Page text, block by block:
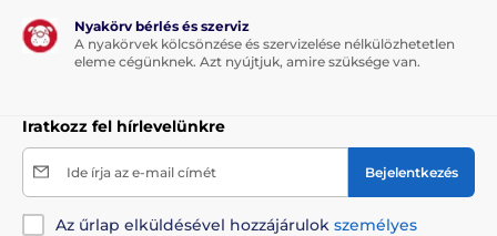
Nyakörv bérlés és szerviz
A nyakörvek kölcsönzése és szervizelése nélkülözhetetlen
eleme cégünknek. Azt nyújtjuk, amire szüksége van.
Iratkozz fel hírlevelünkre
Ide írja az e-mail címét Bejelentkezés
Az űrlap elküldésével hozzájárulok személyes